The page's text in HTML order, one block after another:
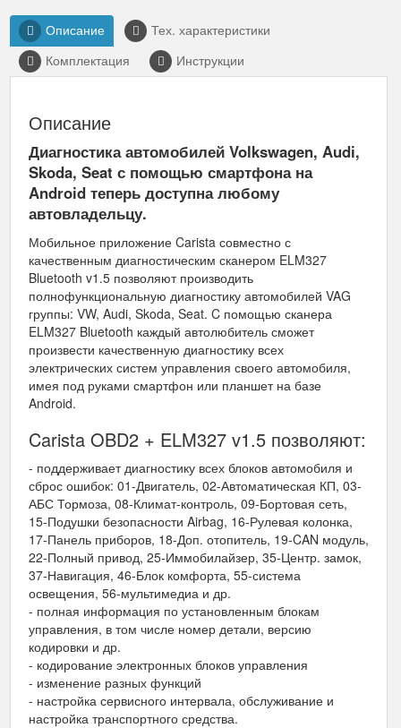
Описание
Тех. характеристики
Комплектация
Инструкции
Описание
Диагностика автомобилей Volkswagen, Audi,
Skoda, Seat с помощью смартфона на
Android теперь доступна любому
автовладельцу.
Мобильное приложение Carista совместно с
качественным диагностическим сканером ELM327
Bluetooth v1.5 позволяют производить
полнофункциональную диагностику автомобилей VAG
группы: VW, Audi, Skoda, Seat. C помощью сканера
ELM327 Bluetooth каждый автолюбитель сможет
произвести качественную диагностику всех
электрических систем управления своего автомобиля,
имея под руками смартфон или планшет на базе
Android.
Carista OBD2 + ELM327 v1.5 позволяют:
- поддерживает диагностику всех блоков автомобиля и
сброс ошибок: 01-Двигатель, 02-Автоматическая КП, 03-
АБС Тормоза, 08-Климат-контроль, 09-Бортовая сеть,
15-Подушки безопасности Airbag, 16-Рулевая колонка,
17-Панель приборов, 18-Доп. отопитель, 19-CAN модуль,
22-Полный привод, 25-Иммобилайзер, 35-Центр. замок,
37-Навигация, 46-Блок комфорта, 55-система
освещения, 56-мультимедиа и др.
- полная информация по установленным блокам
управления, в том числе номер детали, версию
кодировки и др.
- кодирование электронных блоков управления
- изменение разных функций
- настройка сервисного интервала, обслуживание и
настройка транспортного средства.